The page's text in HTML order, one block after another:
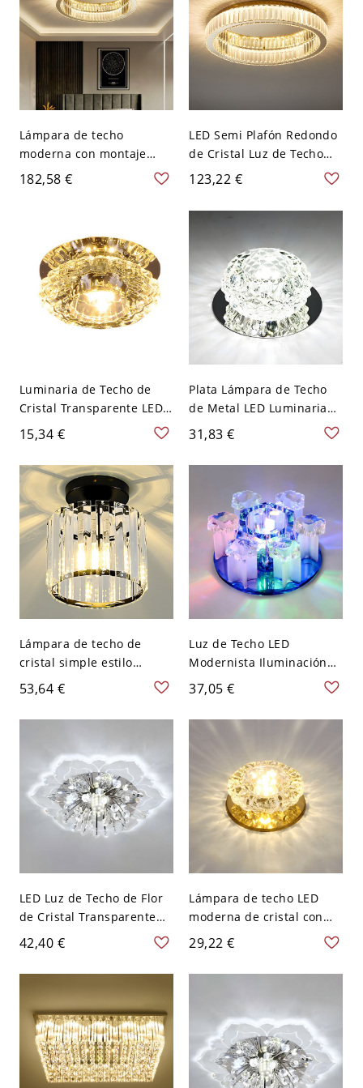
Lámpara de techo
moderna con montaje
empotrado en oro, con
forma circular de cristal y
V 59,69 cm
182,58 €
LED Semi Plafón Redondo
de Cristal Luz de Techo
Modernista en Dorado
para Habitación - Dorado
110 A 120 V 40,64 cm
Atenuación continua
123,22 €
Luminaria de Techo de
Cristal Transparente LED
Luz de Techo Moderna de
Cono para Pasillo -
Transparente 110 A 120 V
Blanco
15,34 €
Plata Lámpara de Techo
de Metal LED Luminaria
de Techo Simplista con
Sombra de Cristal de
Tambor - Plata 110 A 120
V 10,16 cm Blanco
31,83 €
Lámpara de techo de
cristal simple estilo
moderno para pasillo o
corredor - 110 A 120 V
Negro Cilindro
53,64 €
Luz de Techo LED
Modernista Iluminación
de Techo de Bloques de
Cristal para Pasillo - Azul
110 A 120 V Luz cálida
37,05 €
LED Luz de Techo de Flor
de Cristal Transparente
Lámpara de Techo
Modernista para Corredor
- Transparente 110 A 120
42,40 €
Lámpara de techo LED
moderna de cristal con
agujero de 2-3.5'' de
diámetro para pasillo -
110 A 120 V Dorado Luz
29,22 €